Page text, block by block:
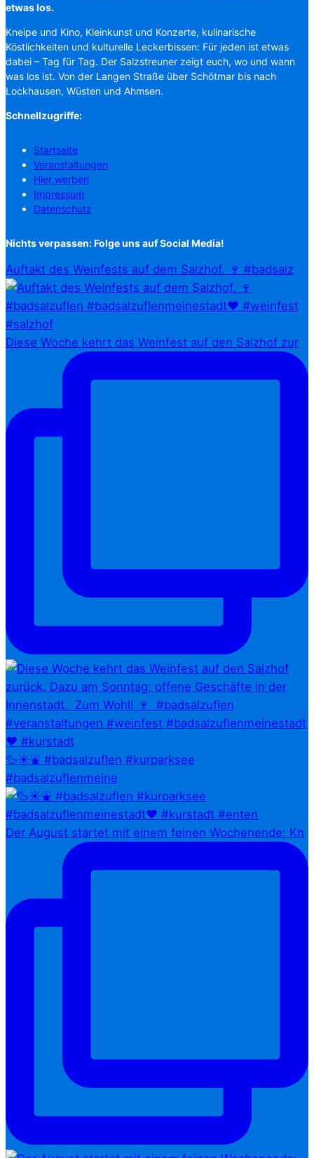
etwas los.
Kneipe und Kino, Kleinkunst und Konzerte, kulinarische
Köstlichkeiten und kulturelle Leckerbissen: Für jeden ist etwas
dabei – Tag für Tag. Der Salzstreuner zeigt euch, wo und wann
was los ist. Von der Langen Straße über Schötmar bis nach
Lockhausen, Wüsten und Ahmsen.
Schnellzugriffe:
Startseite
Veranstaltungen
Hier werben
Impressum
Datenschutz
Nichts verpassen: Folge uns auf Social Media!
Auftakt des Weinfests auf dem Salzhof. 🍷 #badsalz
Diese Woche kehrt das Weinfest auf den Salzhof zur
🦆☀️⛲ #badsalzuflen #kurparksee
#badsalzuflenmeine
Der August startet mit einem feinen Wochenende: Kn